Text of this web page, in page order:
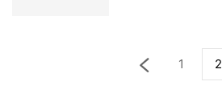
1 2